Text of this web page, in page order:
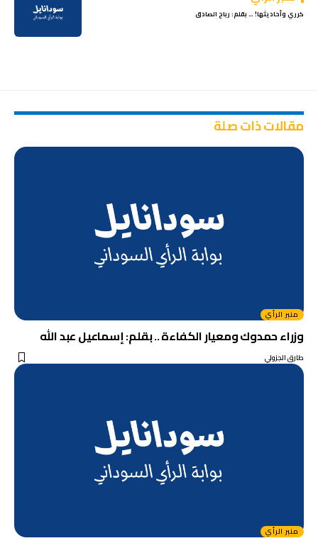
كرري وأحاديثها! … بقلم: رباح الصادق
مقالات ذات صلة
منبر الرأي
وزراء حمدوك ومعيار الكفاءة .. بقلم: إسماعيل عبد الله
طارق الجزولي
منبر الرأي